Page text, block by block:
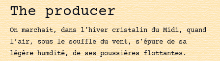
The producer
On marchait, dans l’hiver cristalin du Midi, quand
l’air, sous le souffle du vent, s’épure de sa
légère humdité, de ses poussières flottantes.